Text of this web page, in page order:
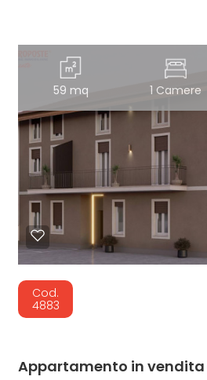
59 mq 1 Camere
Cod.
4883
Appartamento in vendita